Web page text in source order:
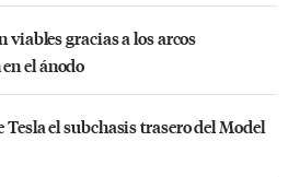
viables gracias a los arcos
el ánodo
el subchasis trasero del Model